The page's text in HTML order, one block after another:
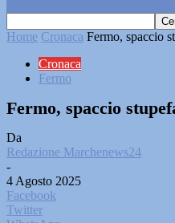
Home Cronaca Fermo, spaccio
Cronaca
Fermo
Fermo, spaccio
Da
Redazione Marchenews24
-
4 Agosto 2025
Facebook
Twitter